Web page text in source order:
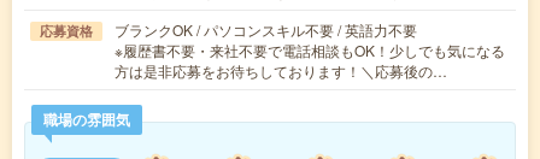
応募資格
ブランクOK / パソコンスキル不要 / 英語力不要
※履歴書不要・来社不要で電話相談もOK！少しでも気になる
方は是非応募をお待ちしております！＼応募後の…
職場の雰囲気